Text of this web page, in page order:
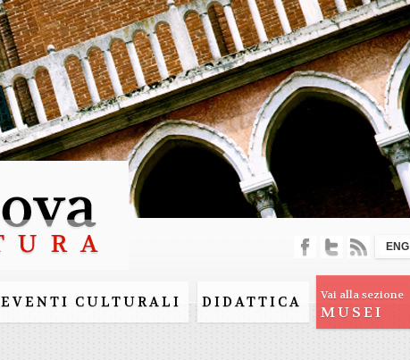
EVENTI CULTURALI DIDATTICA Vai alla sezione
MUSEI
ENG